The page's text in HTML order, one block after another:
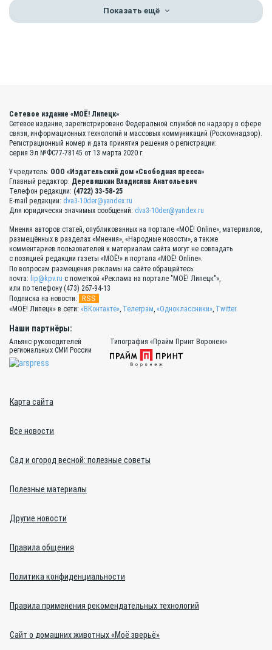
Показать ещё
Сетевое издание «МОЁ! Липецк»
Сетевое издание, зарегистрировано Федеральной службой по надзору в сфере
связи, информационных технологий и массовых коммуникаций (Роскомнадзор).
Регистрационный номер и дата принятия решения о регистрации:
серия Эл №ФС77-78145 от 13 марта 2020 г.
Учредитель: ООО «Издательский дом «Свободная пресса»
Главный редактор: Деревяшкин Владислав Анатольевич
Телефон редакции: (4722) 33-58-25
E-mail редакции: dva3-10der@yandex.ru
Для юридически значимых сообщений: dva3-10der@yandex.ru
Мнения авторов статей, опубликованных на портале «МОЁ! Online», материалов,
размещённых в разделах «Мнения», «Народные новости», а также
комментариев пользователей к материалам сайта могут не совпадать
с позицией редакции газеты «МОЁ!» и портала «МОЁ! Online».
По вопросам размещения рекламы на сайте обращайтесь:
почта: lip@kpv.ru с пометкой «Реклама на портале "МОЁ! Липецк"»,
или по телефону (473) 267-94-13
Подписка на новости:
RSS
«МОЁ! Липецк» в сети: «ВКонтакте», Телеграм, «Одноклассники», Twitter
Наши партнёры:
Альянс руководителей
региональных СМИ России
Типография «Прайм Принт Воронеж»
Карта сайта
Все новости
Сад и огород весной: полезные советы
Полезные материалы
Другие новости
Правила общения
Политика конфиденциальности
Правила применения рекомендательных технологий
Сайт о домашних животных «Моё зверьё»